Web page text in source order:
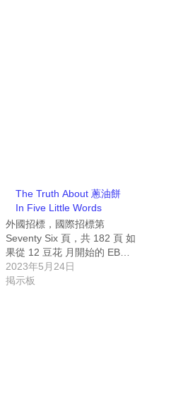
The Truth About 蔥油餅
In Five Little Words
外國招標，國際招標第
Seventy Six 頁，共 182 頁 如
果從 12 豆花 月開始的 EB…
2023年5月24日
掲示板